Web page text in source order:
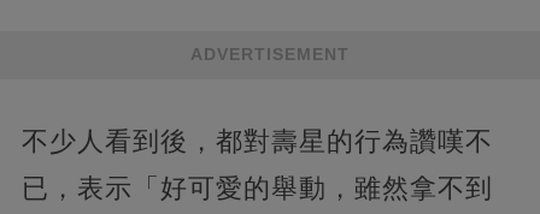
ADVERTISEMENT
不少人看到後，都對壽星的行為讚嘆不
已，表示「好可愛的舉動，雖然拿不到